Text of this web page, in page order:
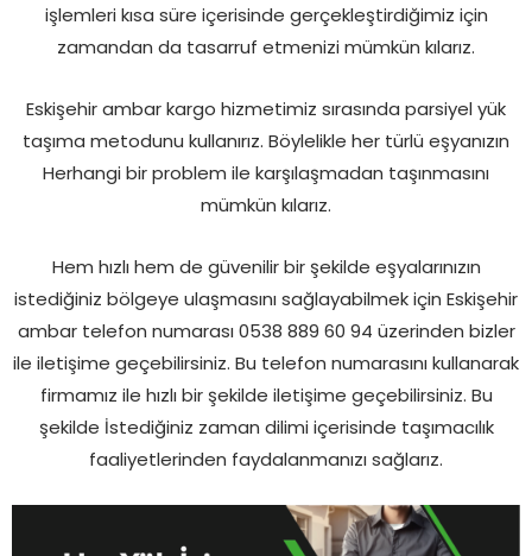
işlemleri kısa süre içerisinde gerçekleştirdiğimiz için
zamandan da tasarruf etmenizi mümkün kılarız.
Eskişehir ambar kargo hizmetimiz sırasında parsiyel yük
taşıma metodunu kullanırız. Böylelikle her türlü eşyanızın
Herhangi bir problem ile karşılaşmadan taşınmasını
mümkün kılarız.
Hem hızlı hem de güvenilir bir şekilde eşyalarınızın
istediğiniz bölgeye ulaşmasını sağlayabilmek için Eskişehir
ambar telefon numarası 0538 889 60 94 üzerinden bizler
ile iletişime geçebilirsiniz. Bu telefon numarasını kullanarak
firmamız ile hızlı bir şekilde iletişime geçebilirsiniz. Bu
şekilde İstediğiniz zaman dilimi içerisinde taşımacılık
faaliyetlerinden faydalanmanızı sağlarız.